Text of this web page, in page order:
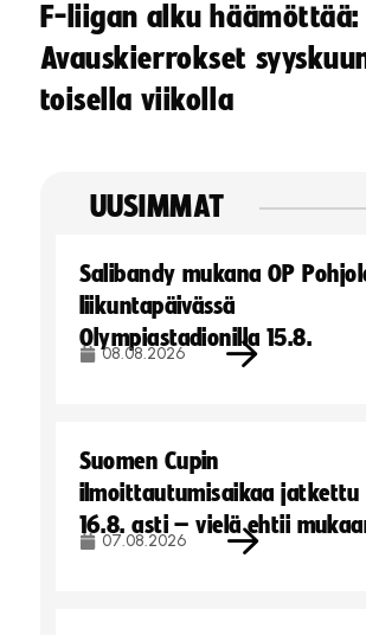
F-liigan alku häämöttää:
Avauskierrokset
toisella viikolla
UUSIMMAT
Salibandy mukana OP
liikuntapäivässä
Olympiastadionilla 15.8.
08.08.2026
Suomen Cupin
ilmoittautumisaikaa jatkettu
16.8. asti – vielä ehtii
07.08.2026